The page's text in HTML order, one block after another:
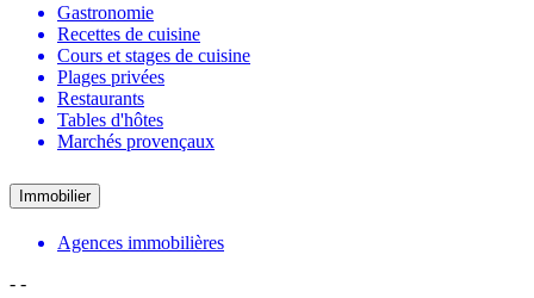
Gastronomie
Recettes de cuisine
Cours et stages de cuisine
Plages privées
Restaurants
Tables d'hôtes
Marchés provençaux
Immobilier
Agences immobilières
- -